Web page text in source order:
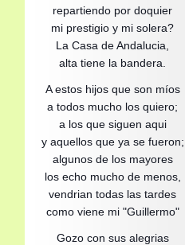
repartiendo por doquier
mi prestigio y mi solera?
La Casa de Andalucia,
alta tiene la bandera.
A estos hijos que son míos
a todos mucho los quiero;
a los que siguen aqui
y aquellos que ya se fueron;
algunos de los mayores
los echo mucho de menos,
vendrian todas las tardes
como viene mi "Guillermo"
Gozo con sus alegrias